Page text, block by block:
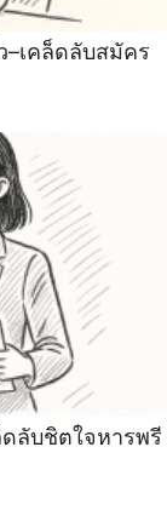
–เคล็ดลับสมัคร
ลับชิตใจหารพรี